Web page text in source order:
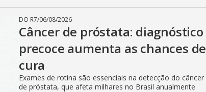
DO R7/06/08/2026
Câncer de próstata: diagnóstico
precoce aumenta as chances de
cura
Exames de rotina são essenciais na detecção do câncer
de próstata, que afeta milhares no Brasil anualmente